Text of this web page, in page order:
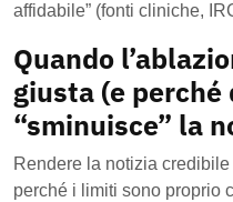
affidabile” (fonti cliniche,
Quando
giusta (e perché
“sminuisce” la
Rendere la notizia
perché i limiti sono proprio